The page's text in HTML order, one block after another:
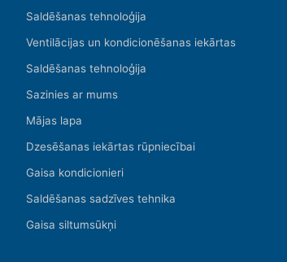
Saldēšanas tehnoloģija
Ventilācijas un kondicionēšanas iekārtas
Saldēšanas tehnoloģija
Sazinies ar mums
Mājas lapa
Dzesēšanas iekārtas rūpniecībai
Gaisa kondicionieri
Saldēšanas sadzīves tehnika
Gaisa siltumsūkņi